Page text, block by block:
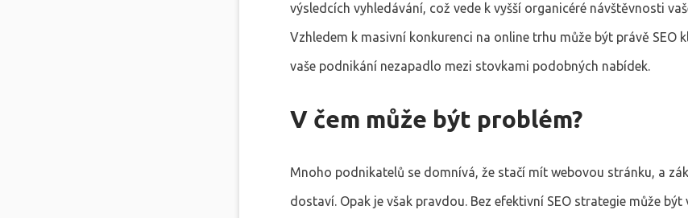
výsledcích vyhledávání, což vede k vyšší organicéré návštěvnosti
Vzhledem k masivní konkurenci na online trhu může být právě SEO
vaše podnikání nezapadlo mezi stovkami podobných nabídek.
V čem může být problém?
Mnoho podnikatelů se domnívá, že stačí mít webovou stránku, a
dostaví. Opak je však pravdou. Bez efektivní SEO strategie může být